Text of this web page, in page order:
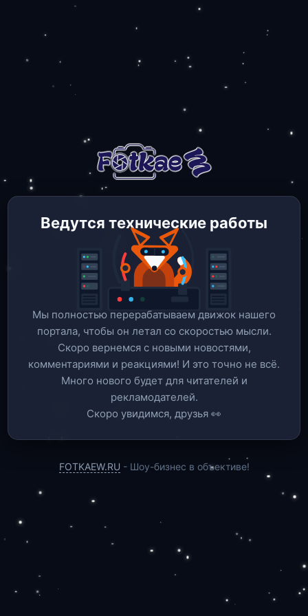
Ведутся технические работы
Мы полностью перерабатываем движок нашего
портала, чтобы он летал со скоростью мысли.
Скоро вернемся c новыми новостями,
комментариями и реакциями! И это точно не всё.
Много нового будет для читателей и
рекламодателей.
Скоро увидимся, друзья 👀
FOTKAEW.RU - Шоу-бизнес в объективе!